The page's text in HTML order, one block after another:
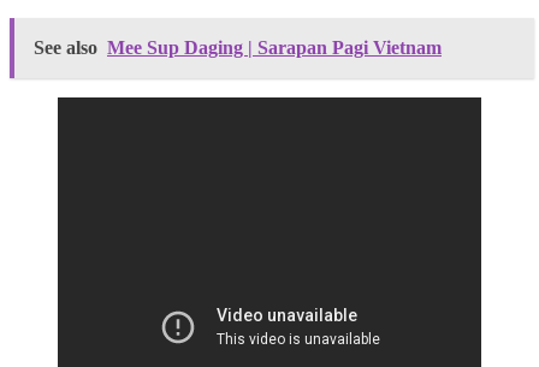
See also Mee Sup Daging | Sarapan Pagi Vietnam